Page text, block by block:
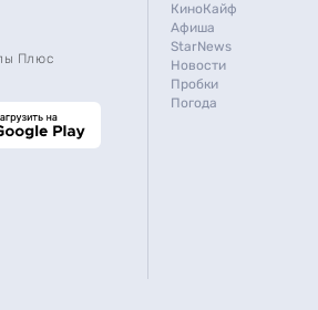
Плюс
КиноКайф
Афиша
StarNews
Новости
Пробки
Погода